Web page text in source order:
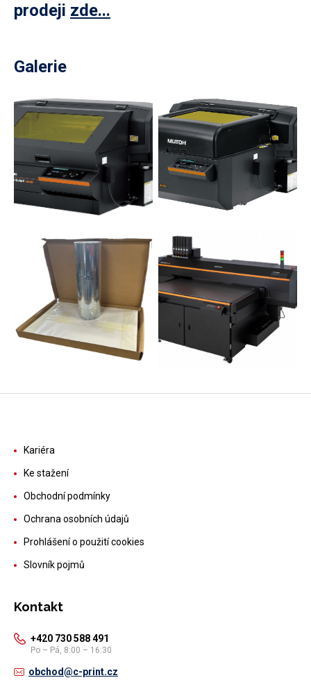
prodeji zde...
Galerie
Kariéra
Ke stažení
Obchodní podmínky
Ochrana osobních údajů
Prohlášení o použití cookies
Slovník pojmů
Kontakt
+420 730 588 491
Po – Pá, 8:00 – 16:30
obchod@c-print.cz